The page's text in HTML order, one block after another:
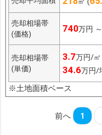
売却相場帯
(価格)
740万円 ～
売却相場帯
(単価)
3.7万円/㎡
34.6万円/
※土地面積ベース
前へ 1